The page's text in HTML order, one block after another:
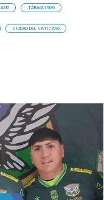
TABAQUISMO
CIUDAD DEL VATICANO